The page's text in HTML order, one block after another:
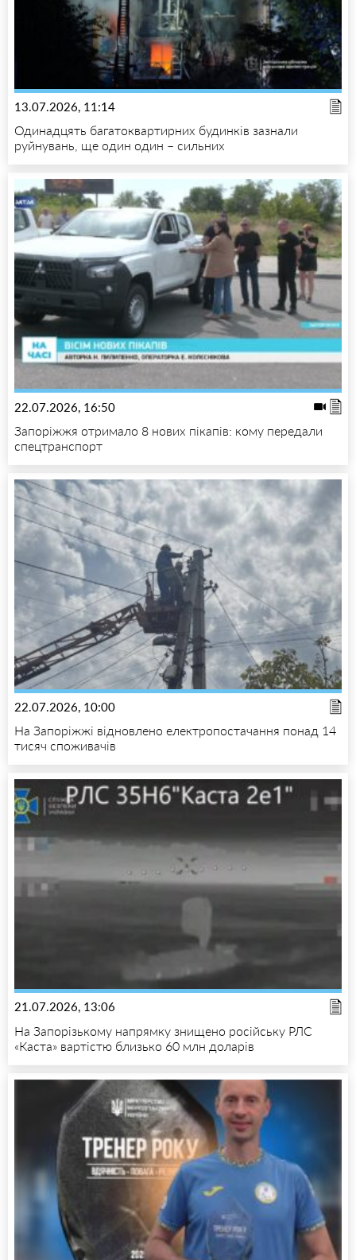
13.07.2026, 11:14
Одинадцять багатоквартирних будинків зазнали
руйнувань, ще один один – сильних
22.07.2026, 16:50
Запоріжжя отримало 8 нових пікапів: кому передали
спецтранспорт
22.07.2026, 10:00
На Запоріжжі відновлено електропостачання понад 14
тисяч споживачів
21.07.2026, 13:06
На Запорізькому напрямку знищено російську РЛС
«Каста» вартістю близько 60 млн доларів